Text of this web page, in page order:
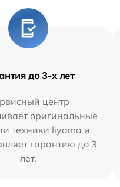
до 3-х лет
центр
оригинальные
техники Iiyama и
гарантию до 3
лет.